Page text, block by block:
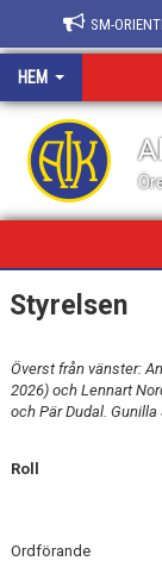
SM-
HEM
HEM/FÖRENINGEN
KALENDER
FÖRENINGEN
Styrelsen
Överst från vänster:
2026) och Lennart
och Pär Dudal.
Roll
Ordförande